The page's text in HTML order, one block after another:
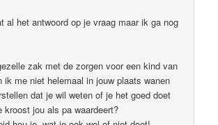
al het antwoord op je vraag maar ik ga nog
zak met de zorgen voor een kind van
ik me niet helemaal in jouw plaats wanen
dat je wil weten of je het goed doet
kroost jou als pa waardeert?